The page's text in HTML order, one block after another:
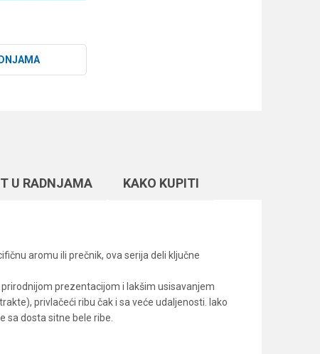
U RADNJAMA KAKO KUPITI
aromu ili prečnik, ova serija deli ključne
prezentacijom i lakšim usisavanjem
privlačeći ribu čak i sa veće udaljenosti. Iako
sa dosta sitne bele ribe.